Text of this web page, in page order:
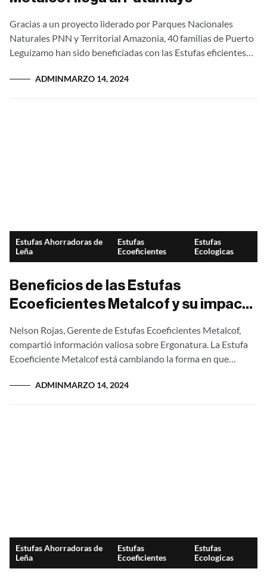
Gracias a un proyecto liderado por Parques Nacionales
Naturales PNN y Territorial Amazonia, 40 familias de Puerto
Leguizamo han sido beneficiadas con las Estufas eficientes
ADMINMARZO 14, 2024
Estufas Ahorradoras de
Leña
Estufas
Ecoeficientes
Estufas
Ecologicas
Beneficios de las Estufas
Ecoeficientes Metalcof y su impacto
Nelson Rojas, Gerente de Estufas Ecoeficientes Metalcof,
compartió información valiosa sobre Ergonatura. La Estufa
Ecoeficiente Metalcof está cambiando la forma en que
ADMINMARZO 14, 2024
Estufas Ahorradoras de
Leña
Estufas
Ecoeficientes
Estufas
Ecologicas